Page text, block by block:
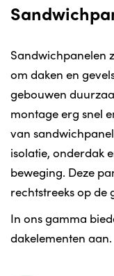
Sandwichpanelen
om daken en
gebouwen
montage erg snel
van
isolatie, onderdak
beweging. Deze
rechtstreeks op de
In ons gamma
dakelementen aan.